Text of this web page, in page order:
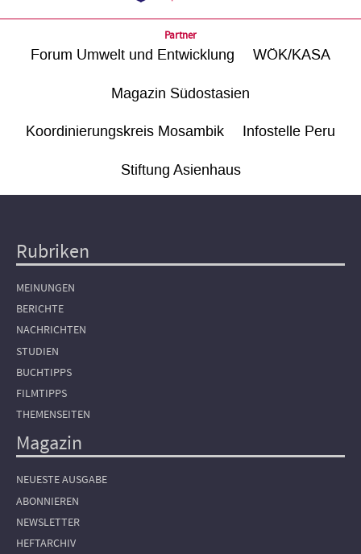
Partner
Forum Umwelt und Entwicklung WÖK/KASA
Magazin Südostasien
Koordinierungskreis Mosambik Infostelle Peru
Stiftung Asienhaus
Hauptnavigation
Rubriken
MEINUNGEN
BERICHTE
NACHRICHTEN
STUDIEN
BUCHTIPPS
FILMTIPPS
THEMENSEITEN
Magazin
NEUESTE AUSGABE
ABONNIEREN
NEWSLETTER
HEFTARCHIV